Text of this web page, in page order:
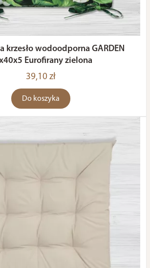
krzesło wodoodporna GARDEN
Eurofirany zielona
39,10 zł
Do koszyka